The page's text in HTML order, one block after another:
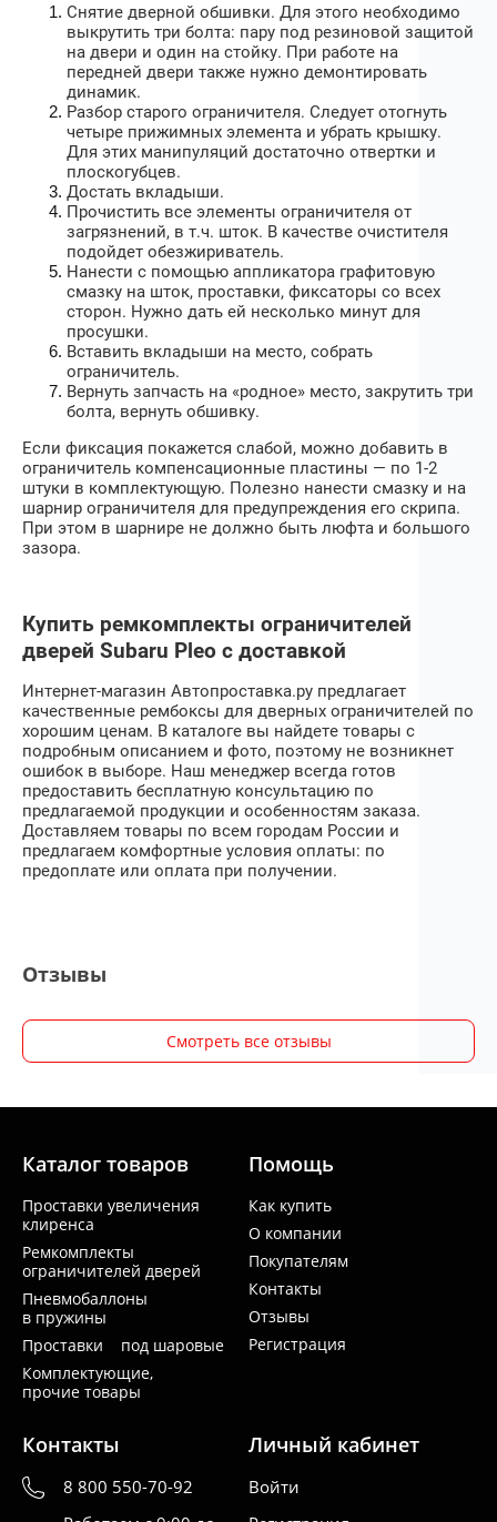
Снятие дверной обшивки. Для этого необходимо
выкрутить три болта: пару под резиновой защитой
на двери и один на стойку. При работе на
передней двери также нужно демонтировать
динамик.
Разбор старого ограничителя. Следует отогнуть
четыре прижимных элемента и убрать крышку.
Для этих манипуляций достаточно отвертки и
плоскогубцев.
Достать вкладыши.
Прочистить все элементы ограничителя от
загрязнений, в т.ч. шток. В качестве очистителя
подойдет обезжириватель.
Нанести с помощью аппликатора графитовую
смазку на шток, проставки, фиксаторы со всех
сторон. Нужно дать ей несколько минут для
просушки.
Вставить вкладыши на место, собрать
ограничитель.
Вернуть запчасть на «родное» место, закрутить три
болта, вернуть обшивку.
Если фиксация покажется слабой, можно добавить в
ограничитель компенсационные пластины — по 1-2
штуки в комплектующую. Полезно нанести смазку и на
шарнир ограничителя для предупреждения его скрипа.
При этом в шарнире не должно быть люфта и большого
зазора.
Купить ремкомплекты ограничителей
дверей Subaru Pleo с доставкой
Интернет-магазин Автопроставка.ру предлагает
качественные рембоксы для дверных ограничителей по
хорошим ценам. В каталоге вы найдете товары с
подробным описанием и фото, поэтому не возникнет
ошибок в выборе. Наш менеджер всегда готов
предоставить бесплатную консультацию по
предлагаемой продукции и особенностям заказа.
Доставляем товары по всем городам России и
предлагаем комфортные условия оплаты: по
предоплате или оплата при получении.
Отзывы
Смотреть все отзывы
Каталог товаров
Проставки увеличения
клиренса
Ремкомплекты
ограничителей дверей
Пневмобаллоны
в пружины
Проставки под шаровые
Комплектующие,
прочие товары
Помощь
Как купить
О компании
Покупателям
Контакты
Отзывы
Регистрация
Контакты
8 800 550-70-92
Личный кабинет
Войти